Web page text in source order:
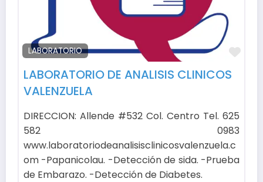
LABORATORIO
LABORATORIO DE ANALISIS CLINICOS
VALENZUELA
DIRECCION: Allende #532 Col. Centro Tel. 625
582 0983
www.laboratoriodeanalisisclinicosvalenzuela.c
om -Papanicolau. -Detección de sida. -Prueba
de Embarazo. -Detección de Diabetes.